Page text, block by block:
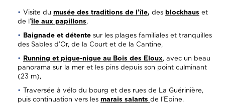
Visite du musée des traditions de l’île, des blockhaus et
de l’île aux papillons,
Baignade et détente sur les plages familiales et tranquilles
des Sables d’Or, de la Court et de la Cantine,
Running et pique-nique au Bois des Eloux, avec un beau
panorama sur la mer et les pins depuis son point culminant
(23 m),
Traversée à vélo du bourg et des rues de La Guérinière,
puis continuation vers les marais salants de l’Epine.